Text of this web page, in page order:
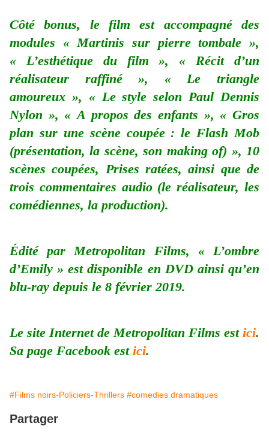
Côté bonus, le film est accompagné des
modules «Martinis sur pierre tombale »,
« L’esthétique du film », « Récit d’un
réalisateur raffiné », « Le triangle
amoureux », « Le style selon Paul Dennis
Nylon », « A propos des enfants », « Gros
plan sur une scène coupée : le Flash Mob
(présentation, la scène, son making of) », 10
scènes coupées, Prises ratées, ainsi que de
trois commentaires audio (le réalisateur, les
comédiennes, la production).
Édité par Metropolitan Films, « L’ombre
d’Emily » est disponible en DVD ainsi qu’en
blu-ray depuis le 8 février 2019.
Le site Internet de Metropolitan Films est ici.
Sa page Facebook est ici.
#Films noirs-Policiers-Thrillers #comedies dramatiques
Partager